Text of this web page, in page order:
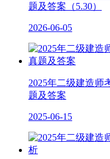
题及答案（5.30）
2026-06-05
2025年二级建造师
题及答案
2025-06-15